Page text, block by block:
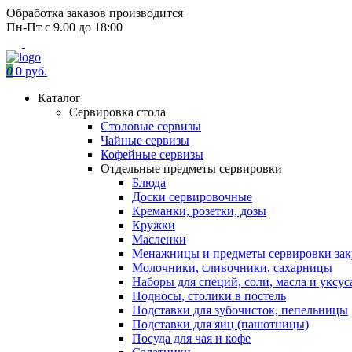
Обработка заказов производится
Пн-Пт с 9.00 до 18:00
0 0 руб.
Каталог
Сервировка стола
Столовые сервизы
Чайные сервизы
Кофейные сервизы
Отдельные предметы сервировки
Блюда
Доски сервировочные
Креманки, розетки, дозы
Кружки
Масленки
Менажницы и предметы сервировки
Молочники, сливочники, сахарницы
Наборы для специй, соли, масла и
Подносы, столики в постель
Подставки для зубочисток, пепельницы
Подставки для яиц (пашотницы)
Посуда для чая и кофе